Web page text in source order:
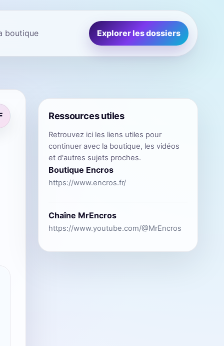
boutique Explorer les dossiers
Ressources utiles
Retrouvez ici les liens utiles pour
continuer avec la boutique, les vidéos
et d'autres sujets proches.
Boutique Encros
https://www.encros.fr/
Chaîne MrEncros
https://www.youtube.com/@MrEncros